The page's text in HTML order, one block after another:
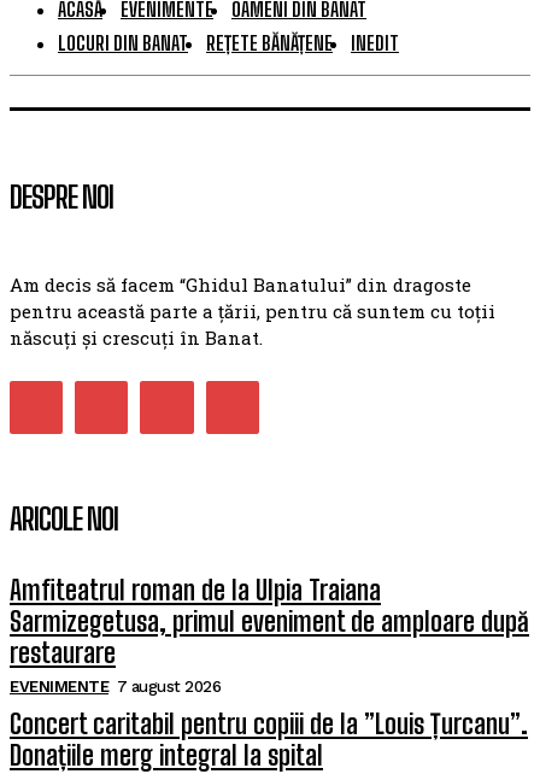
ACASĂ EVENIMENTE
OAMENI DIN BANAT
LOCURI DIN BANAT
REȚETE BĂNĂȚENE INEDIT
DESPRE NOI
Am decis să facem “Ghidul Banatului” din dragoste
pentru această parte a țării, pentru că suntem cu toții
născuți și crescuți în Banat.
ARICOLE NOI
Amfiteatrul roman de la Ulpia Traiana
Sarmizegetusa, primul eveniment de amploare după
restaurare
EVENIMENTE 7 august 2026
Concert caritabil pentru copiii de la ”Louis Țurcanu”.
Donațiile merg integral la spital